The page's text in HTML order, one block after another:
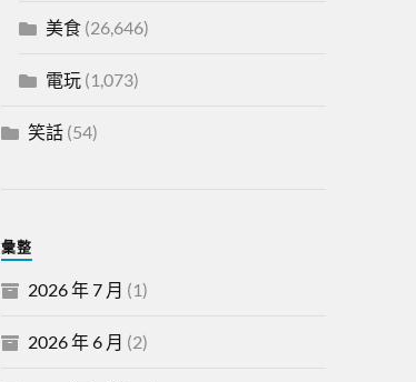
美食(26,646)
電玩(1,073)
笑話(54)
彙整
2026 年 7 月 (1)
2026 年 6 月 (2)